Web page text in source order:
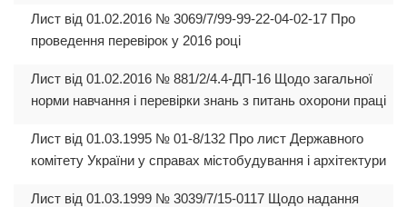
Лист від 01.02.2016 № 3069/7/99-99-22-04-02-17 Про
проведення перевірок у 2016 році
Лист від 01.02.2016 № 881/2/4.4-ДП-16 Щодо загальної
норми навчання і перевірки знань з питань охорони праці
Лист від 01.03.1995 № 01-8/132 Про лист Державного
комітету України у справах містобудування і архітектури
Лист від 01.03.1999 № 3039/7/15-0117 Щодо надання